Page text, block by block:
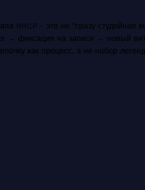
RHCP - это не "сразу
→ фиксация на записи → новый
как процесс, а не набор